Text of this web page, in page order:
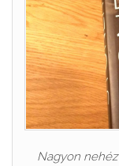
Nagyon